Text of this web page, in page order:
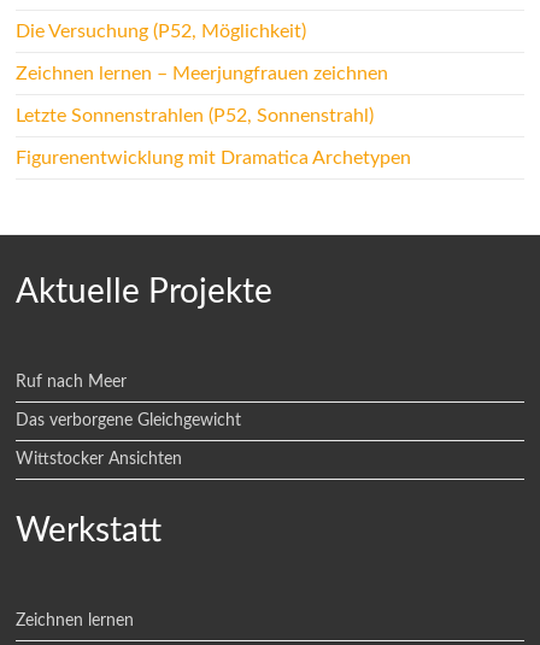
Die Versuchung (P52, Möglichkeit)
Zeichnen lernen – Meerjungfrauen zeichnen
Letzte Sonnenstrahlen (P52, Sonnenstrahl)
Figurenentwicklung mit Dramatica Archetypen
Aktuelle Projekte
Ruf nach Meer
Das verborgene Gleichgewicht
Wittstocker Ansichten
Werkstatt
Zeichnen lernen